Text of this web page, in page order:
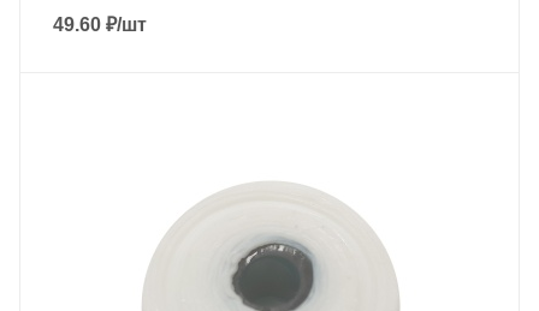
49.60 ₽/шт